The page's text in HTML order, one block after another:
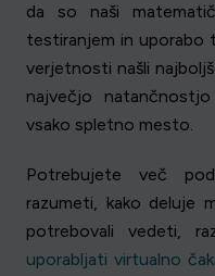
da so naši
testiranjem in uporabo
verjetnosti našli
največjo
vsako spletno mesto.
Potrebujete več
razumeti, kako deluje
potrebovali vedeti,
uporabljati virtualno